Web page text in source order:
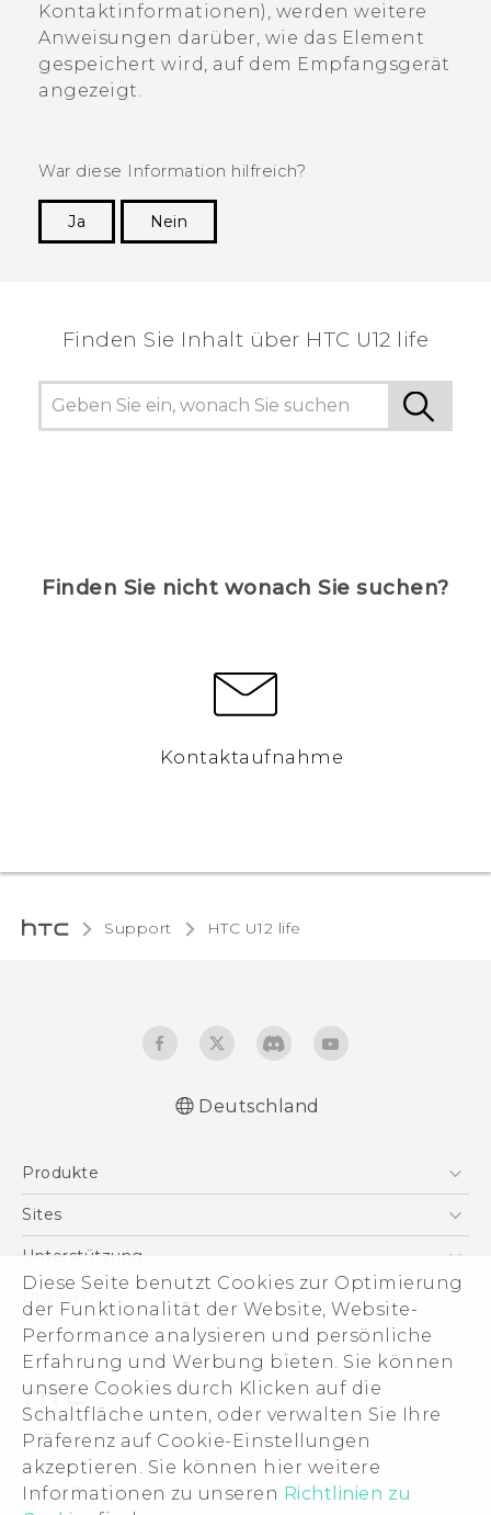
Diese Seite benutzt Cookies zur Optimierung
der Funktionalität der Website, Website-
Performance analysieren und persönliche
Erfahrung und Werbung bieten. Sie können
unsere Cookies durch Klicken auf die
Schaltfläche unten, oder verwalten Sie Ihre
Präferenz auf Cookie-Einstellungen
akzeptieren. Sie können hier weitere
Informationen zu unseren Richtlinien zu
Kontaktinformationen), werden weitere
Anweisungen darüber, wie das Element
gespeichert wird, auf dem Empfangsgerät
angezeigt.
War diese Information hilfreich?
Ja
Nein
Finden Sie Inhalt über‎ HTC U12 life
Finden Sie nicht wonach Sie suchen?
Kontaktaufnahme
Support HTC U12 life‎
behördliche Bestimmungen
English - Quick start guide
English - User manual
English - Safety and regulatory guide
Deutschland
Produkte
Smartphones
VIVE
Zubehör
Sites
HTC Dev
HTC Vive
Unterstützung
Unterstützung
eCommerce Support
Über HTC
ESG
Impressum
Investor
Cookie Preferences
Offene Stellen
Security and Privacy Whitepaper
© 2011-2026 HTC Corporation
Legal Terms